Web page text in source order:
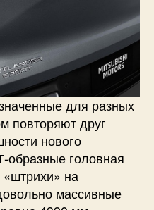
для разных
повторяют друг
нового
образные головная
на
массивные